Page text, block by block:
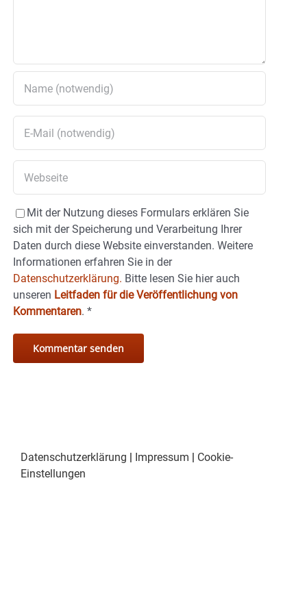
Mit der Nutzung dieses Formulars erklären Sie
sich mit der Speicherung und Verarbeitung Ihrer
Daten durch diese Website einverstanden. Weitere
Informationen erfahren Sie in der
Datenschutzerklärung. Bitte lesen Sie hier auch
unseren Leitfaden für die Veröffentlichung von
Kommentaren. *
Datenschutzerklärung | Impressum | Cookie-
Einstellungen